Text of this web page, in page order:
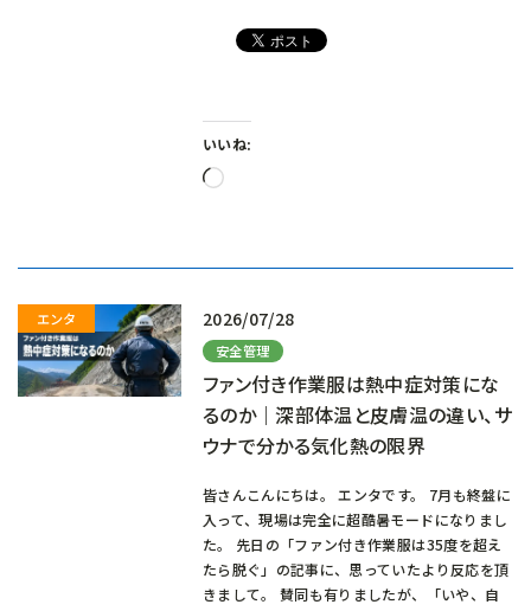
いいね:
読
2026/07/28
安全管理
ファン付き作業服は熱中症対策にな
るのか｜深部体温と皮膚温の違い、サ
ウナで分かる気化熱の限界
皆さんこんにちは。 エンタです。 7月も終盤に
入って、現場は完全に超酷暑モードになりまし
た。 先日の「ファン付き作業服は35度を超え
たら脱ぐ」の記事に、思っていたより反応を頂
きまして。 賛同も有りましたが、「いや、自